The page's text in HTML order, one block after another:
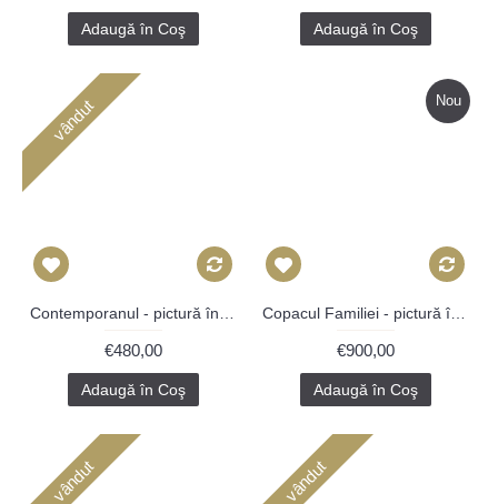
Adaugă în Coş Adaugă în Coş
vândut
€480,00
Adaugă în Coş
Nou
€900,00
Adaugă în Coş
vândut vândut